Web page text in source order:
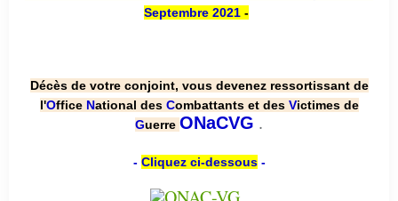
Septembre 2021 -
Décès de votre conjoint, vous devenez ressortissant de
l'Office National des Combattants et des Victimes de
Guerre ONaCVG .
- Cliquez ci-dessous-